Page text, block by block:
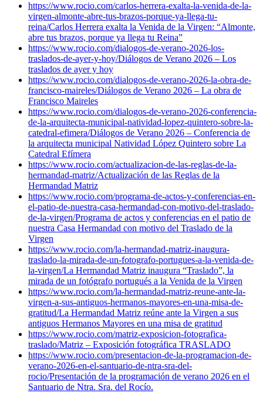
https://www.rocio.com/carlos-herrera-exalta-la-venida-de-la-
virgen-almonte-abre-tus-brazos-porque-ya-llega-tu-
reina/Carlos Herrera exalta la Venida de la Virgen: “Almonte,
abre tus brazos, porque ya llega tu Reina”
https://www.rocio.com/dialogos-de-verano-2026-los-
traslados-de-ayer-y-hoy/Diálogos de Verano 2026 – Los
traslados de ayer y hoy
https://www.rocio.com/dialogos-de-verano-2026-la-obra-de-
francisco-maireles/Diálogos de Verano 2026 – La obra de
Francisco Maireles
https://www.rocio.com/dialogos-de-verano-2026-conferencia-
de-la-arquitecta-municipal-natividad-lopez-quintero-sobre-la-
catedral-efimera/Diálogos de Verano 2026 – Conferencia de
la arquitecta municipal Natividad López Quintero sobre La
Catedral Efímera
https://www.rocio.com/actualizacion-de-las-reglas-de-la-
hermandad-matriz/Actualización de las Reglas de la
Hermandad Matriz
https://www.rocio.com/programa-de-actos-y-conferencias-en-
el-patio-de-nuestra-casa-hermandad-con-motivo-del-traslado-
de-la-virgen/Programa de actos y conferencias en el patio de
nuestra Casa Hermandad con motivo del Traslado de la
Virgen
https://www.rocio.com/la-hermandad-matriz-inaugura-
traslado-la-mirada-de-un-fotografo-portugues-a-la-venida-de-
la-virgen/La Hermandad Matriz inaugura “Traslado”, la
mirada de un fotógrafo portugués a la Venida de la Virgen
https://www.rocio.com/la-hermandad-matriz-reune-ante-la-
virgen-a-sus-antiguos-hermanos-mayores-en-una-misa-de-
gratitud/La Hermandad Matriz reúne ante la Virgen a sus
antiguos Hermanos Mayores en una misa de gratitud
https://www.rocio.com/matriz-exposicion-fotografica-
traslado/Matriz – Exposición fotográfica TRASLADO
https://www.rocio.com/presentacion-de-la-programacion-de-
verano-2026-en-el-santuario-de-ntra-sra-del-
rocio/Presentación de la programación de verano 2026 en el
Santuario de Ntra. Sra. del Rocío.